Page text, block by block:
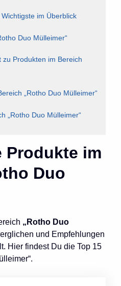
im Überblick
Duo Mülleimer“
zu Produkten im Bereich
„Rotho Duo Mülleimer“
„Rotho Duo Mülleimer“
Produkte im
Duo
„Rotho Duo
und Empfehlungen
Hier findest Du die Top 15